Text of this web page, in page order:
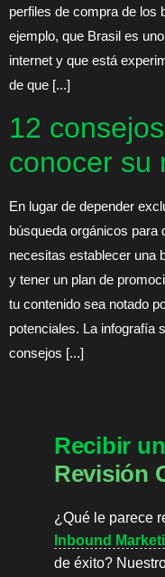
perfiles de compra de los
ejemplo, que Brasil es
internet y que está
de que [...]
12
conocer su
En lugar de depender
búsqueda orgánicos para
necesitas establecer una
y tener un plan de
tu contenido sea notado
potenciales. La infografía
consejos [...]
Recibir un
Revisión
¿Qué le parece
Inbound
de éxito?